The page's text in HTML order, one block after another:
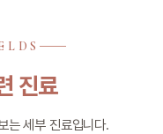
진료
는 세부 진료입니다.